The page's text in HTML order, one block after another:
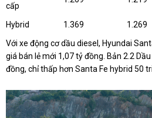
cấp
Hybrid 1.369 1.269
Với xe động cơ dầu diesel, Hyundai
giá bán lẻ mới 1,07 tỷ đồng. Bản 2.2
đồng, chỉ thấp hơn Santa Fe hybrid 50